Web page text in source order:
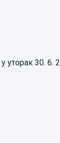
уторак 30. 6.